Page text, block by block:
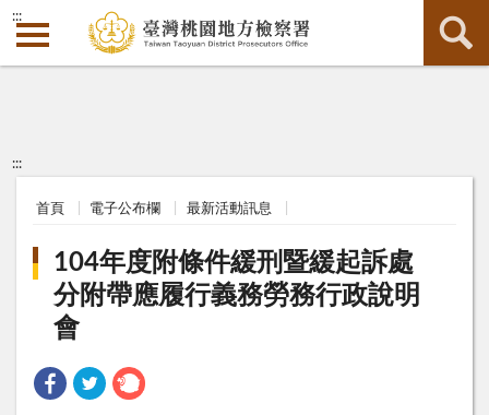
:::
:::
首頁 電子公布欄 最新活動訊息
104年度附條件緩刑暨緩起訴處
分附帶應履行義務勞務行政說明
會